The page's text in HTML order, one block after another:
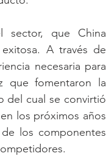
sector, que China
A través de
necesaria para
que fomentaron la
del cual se convirtió
los próximos años
los componentes